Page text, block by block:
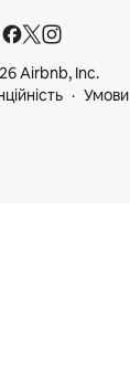
Airbnb, Inc.
Умови